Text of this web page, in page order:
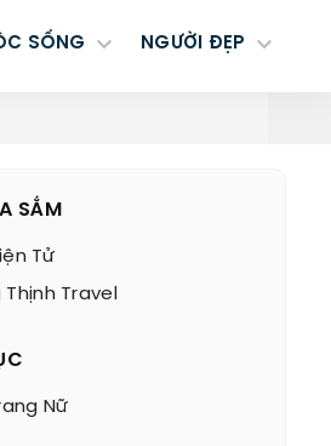
SỐNG NGƯỜI ĐẸP
SẮM
Tử
Thịnh Travel
Nữ